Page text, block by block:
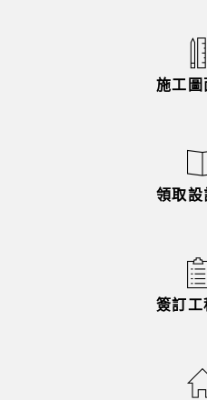
施工
領取
簽訂